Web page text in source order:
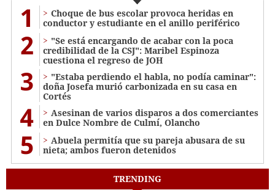
1
Choque de bus escolar provoca heridas en
conductor y estudiante en el anillo periférico
2
"Se está encargando de acabar con la poca
credibilidad de la CSJ": Maribel Espinoza
cuestiona el regreso de JOH
3
"Estaba perdiendo el habla, no podía caminar":
doña Josefa murió carbonizada en su casa en
Cortés
4
Asesinan de varios disparos a dos comerciantes
en Dulce Nombre de Culmí, Olancho
5
Abuela permitía que su pareja abusara de su
nieta; ambos fueron detenidos
TRENDING